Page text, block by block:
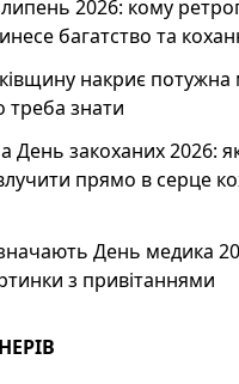
2026: кому
багатство та
накриє потужна
треба знати
День закоханих 2026:
прямо в серце
День медика
з привітаннями